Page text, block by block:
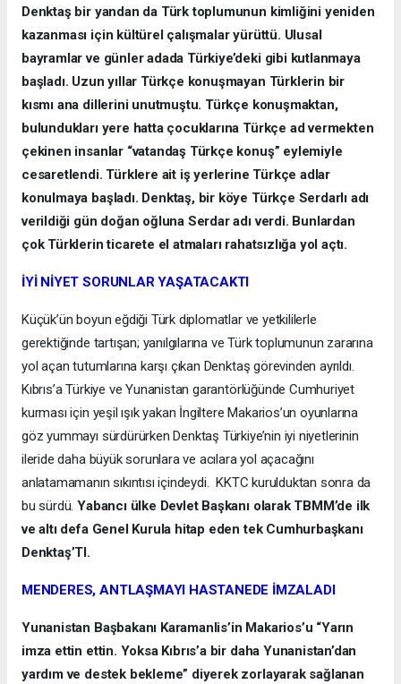
Denktaş bir yandan da Türk toplumunun kimliğini yeniden
kazanması için kültürel çalışmalar yürüttü. Ulusal
bayramlar ve günler adada Türkiye’deki gibi kutlanmaya
başladı. Uzun yıllar Türkçe konuşmayan Türklerin bir
kısmı ana dillerini unutmuştu. Türkçe konuşmaktan,
bulundukları yere hatta çocuklarına Türkçe ad vermekten
çekinen insanlar “vatandaş Türkçe konuş” eylemiyle
cesaretlendi. Türklere ait iş yerlerine Türkçe adlar
konulmaya başladı. Denktaş, bir köye Türkçe Serdarlı adı
verildiği gün doğan oğluna Serdar adı verdi. Bunlardan
çok Türklerin ticarete el atmaları rahatsızlığa yol açtı.
İYİ NİYET SORUNLAR YAŞATACAKTI
Küçük’ün boyun eğdiği Türk diplomatlar ve yetkililerle
gerektiğinde tartışan; yanılgılarına ve Türk toplumunun zararına
yol açan tutumlarına karşı çıkan Denktaş görevinden ayrıldı.
Kıbrıs’a Türkiye ve Yunanistan garantörlüğünde Cumhuriyet
kurması için yeşil ışık yakan İngiltere Makarios’un oyunlarına
göz yummayı sürdürürken Denktaş Türkiye’nin iyi niyetlerinin
ileride daha büyük sorunlara ve acılara yol açacağını
anlatamamanın sıkıntısı içindeydi. KKTC kurulduktan sonra da
bu sürdü.Yabancı ülke Devlet Başkanı olarak TBMM’de ilk
ve altı defa Genel Kurula hitap eden tek Cumhurbaşkanı
Denktaş’TI.
MENDERES, ANTLAŞMAYI HASTANEDE İMZALADI
Yunanistan Başbakanı Karamanlis’in Makarios’u “Yarın
imza ettin ettin. Yoksa Kıbrıs’a bir daha Yunanistan’dan
yardım ve destek bekleme” diyerek zorlayarak sağlanan